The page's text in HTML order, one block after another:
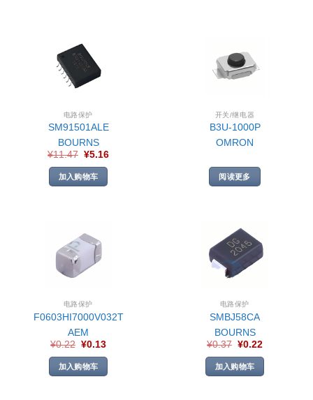
电路保护
SM91501ALE
BOURNS
¥11.47 ¥5.16
加入购物车
开关/继电器
B3U-1000P
OMRON
阅读更多
电路保护
F0603HI7000V032T
AEM
¥0.22 ¥0.13
加入购物车
电路保护
SMBJ58CA
BOURNS
¥0.37 ¥0.22
加入购物车